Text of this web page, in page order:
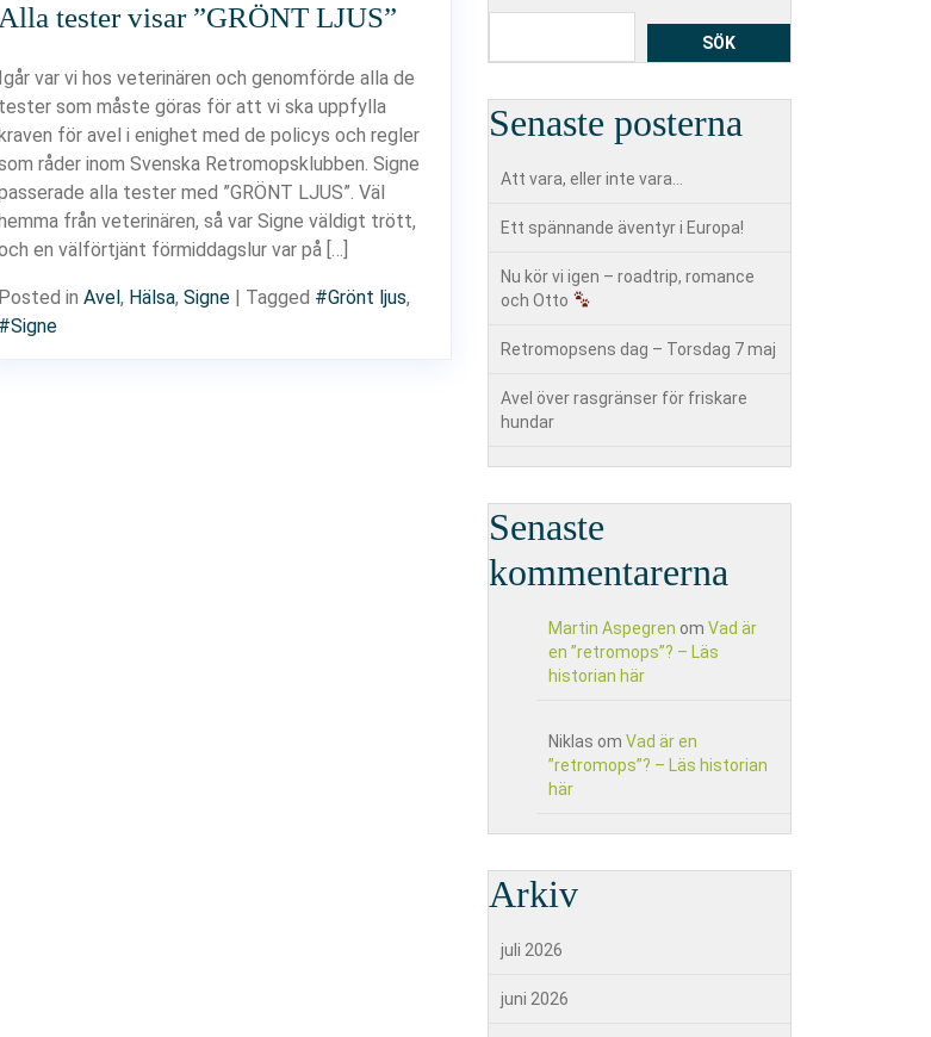
Alla tester visar ”GRÖNT LJUS”
Igår var vi hos veterinären och genomförde alla de
tester som måste göras för att vi ska uppfylla
för avel i enighet med de policys och regler
råder inom Svenska Retromopsklubben. Signe
alla tester med ”GRÖNT LJUS”. Väl
från veterinären, så var Signe väldigt trött,
en välförtjänt förmiddagslur var på […]
Posted in Avel, Hälsa, Signe| Tagged #Grönt ljus,
#Signe
SÖK
Senaste posterna
Att vara, eller inte vara…
Ett spännande äventyr i Europa!
Nu kör vi igen – roadtrip, romance
och Otto
Retromopsens dag – Torsdag 7 maj
Avel över rasgränser för friskare
hundar
Senaste
kommentarerna
Martin Aspegren om Vad är
en ”retromops”? – Läs
historian här
Niklas om Vad är en
”retromops”? – Läs historian
här
Arkiv
juli 2026
juni 2026